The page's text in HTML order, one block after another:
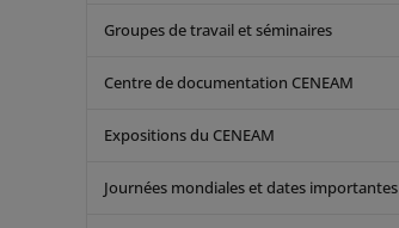
Groupes de travail et séminaires
Centre de documentation CENEAM
Expositions du CENEAM
Journées mondiales et dates importantes